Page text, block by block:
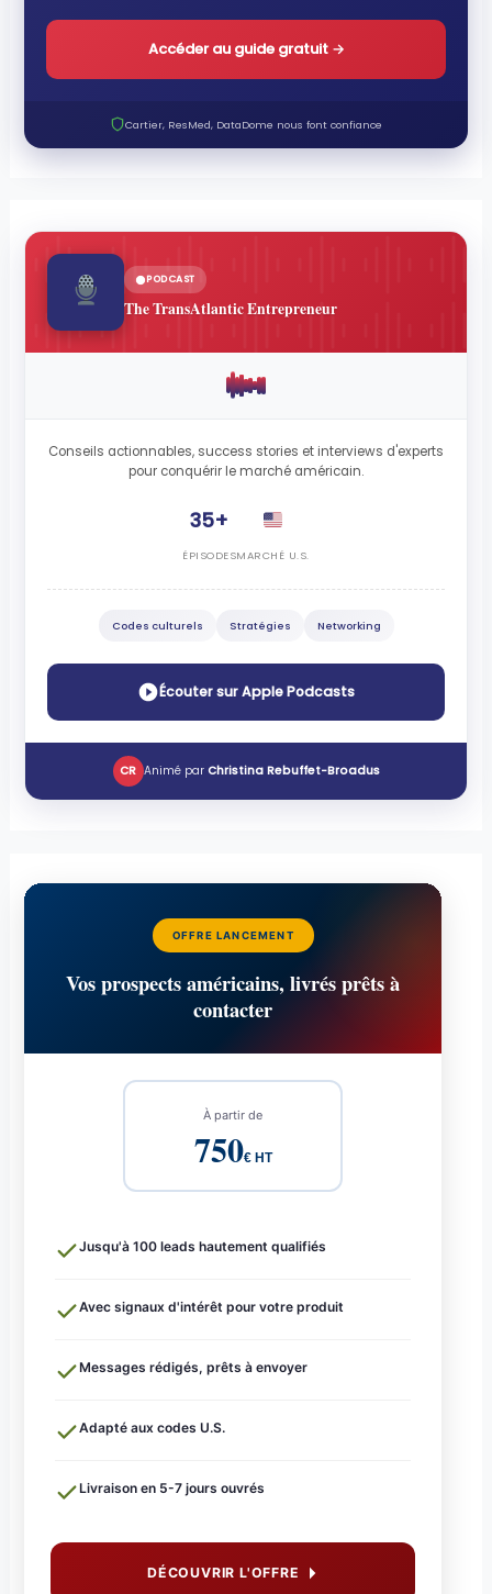
Accéder au guide gratuit →
Cartier, ResMed, DataDome nous font confiance
PODCAST
The TransAtlantic Entrepreneur
Conseils actionnables, success stories et interviews d'experts
pour conquérir le marché américain.
35+
ÉPISODESMARCHÉ U.S.
Codes culturels Stratégies Networking
Écouter sur Apple Podcasts
CR Animé par Christina Rebuffet-Broadus
OFFRE LANCEMENT
Vos prospects américains, livrés prêts à
contacter
À partir de
750€ HT
Jusqu'à 100 leads hautement qualifiés
Avec signaux d'intérêt pour votre produit
Messages rédigés, prêts à envoyer
Adapté aux codes U.S.
Livraison en 5-7 jours ouvrés
DÉCOUVRIR L'OFFRE